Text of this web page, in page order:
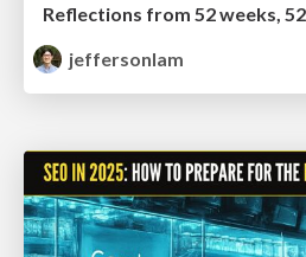
Reflections from 52 weeks,
jeffersonlam